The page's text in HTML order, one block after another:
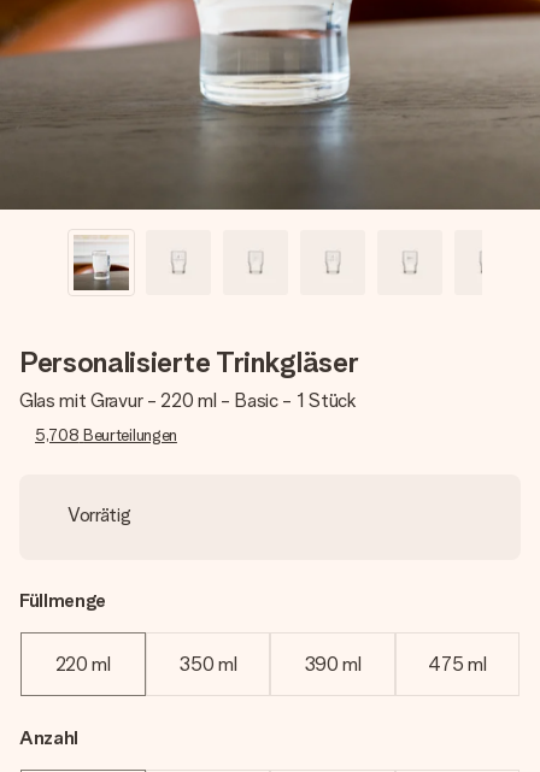
Erstelle etwas Einzigartiges in wenigen Schritten – mit
ihrem Namen, deinem Foto oder einer Nachricht von
Herzen. Kein Stress, nur pure Liebe für den perfekten
Personalisierte Trinkgläser
Glas mit Gravur - 220 ml - Basic - 1 Stück
5,708 Beurteilungen
Vorrätig
Füllmenge
220 ml 350 ml 390 ml 475 ml
Anzahl